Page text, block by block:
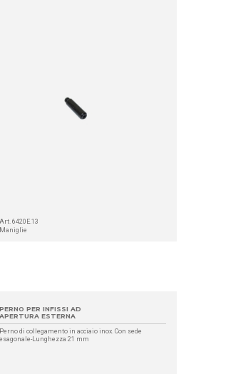
Art. 6420E.13
Maniglie
PERNO PER INFISSI AD
APERTURA ESTERNA
Perno di collegamento in acciaio inox. Con sede
esagonale-Lunghezza 21 mm